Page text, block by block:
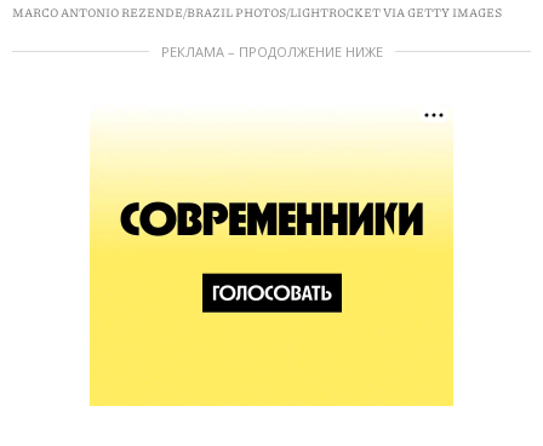
MARCO ANTONIO REZENDE/BRAZIL PHOTOS/LIGHTROCKET VIA GETTY IMAGES
РЕКЛАМА – ПРОДОЛЖЕНИЕ НИЖЕ